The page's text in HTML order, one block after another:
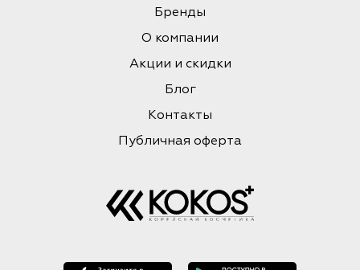
Бренды
О компании
Акции и скидки
Блог
Контакты
Публичная оферта